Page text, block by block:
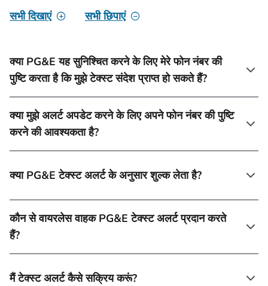
सभी दिखाएं सभी छिपाएं
क्या PG&E यह सुनिश्चित करने के लिए मेरे फोन नंबर की
पुष्टि करता है कि मुझे टेक्स्ट संदेश प्राप्त हो सकते हैं?
क्या मुझे अलर्ट अपडेट करने के लिए अपने फोन नंबर की पुष्टि
करने की आवश्यकता है?
क्या PG&E टेक्स्ट अलर्ट के अनुसार शुल्क लेता है?
कौन से वायरलेस वाहक PG&E टेक्स्ट अलर्ट प्रदान करते
हैं?
मैं टेक्स्ट अलर्ट कैसे सक्रिय करूं?